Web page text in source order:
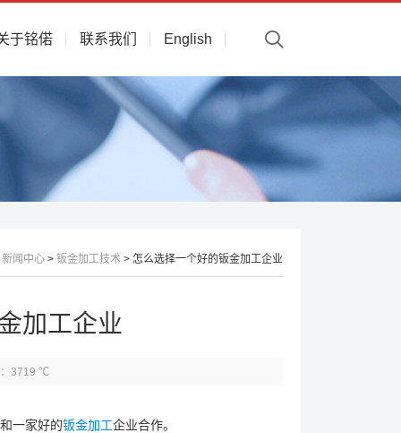
于铭偌 联系我们 English
新闻中心 > 钣金加工技术 > 怎么选择一个好的钣金加工企业
加工企业
3719 ℃
一家好的钣金加工企业合作。